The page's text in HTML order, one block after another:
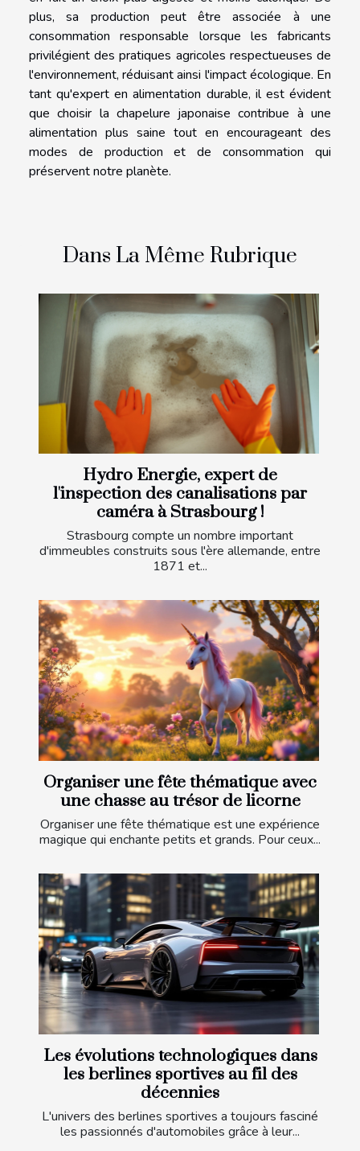
plus, sa production peut être associée à une
consommation responsable lorsque les fabricants
privilégient des pratiques agricoles respectueuses de
l'environnement, réduisant ainsi l'impact écologique. En
tant qu'expert en alimentation durable, il est évident
que choisir la chapelure japonaise contribue à une
alimentation plus saine tout en encourageant des
modes de production et de consommation qui
préservent notre planète.
Dans La Même Rubrique
Hydro Energie, expert de
l'inspection des canalisations par
caméra à Strasbourg !
Strasbourg compte un nombre important
d'immeubles construits sous l'ère allemande, entre
1871 et...
Organiser une fête thématique avec
une chasse au trésor de licorne
Organiser une fête thématique est une expérience
magique qui enchante petits et grands. Pour ceux...
Les évolutions technologiques dans
les berlines sportives au fil des
décennies
L'univers des berlines sportives a toujours fasciné
les passionnés d'automobiles grâce à leur...